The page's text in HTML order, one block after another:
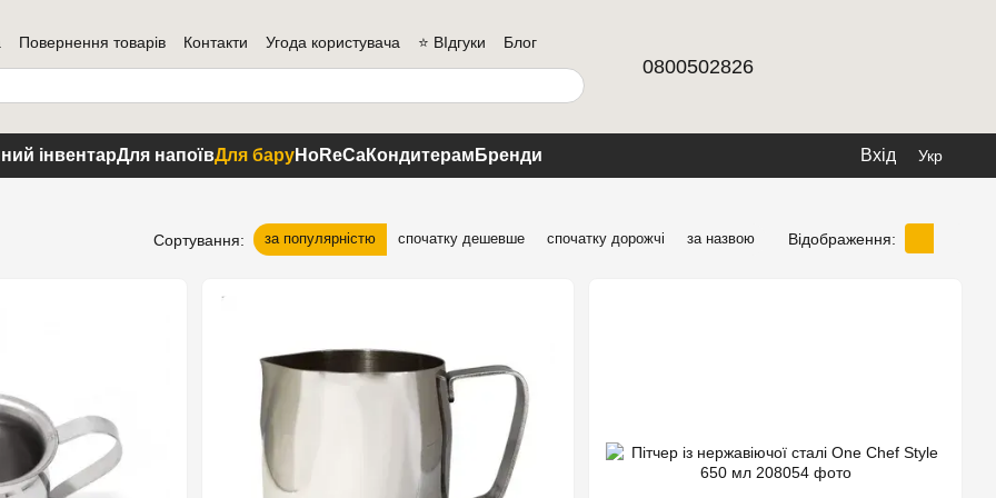
Повернення товарів Контакти Угода користувача ⭐ ВІдгуки Блог
0800502826
інвентарДля напоївДля баруHoReCaКондитерам Бренди Вхід Укр
Сортування: за популярністю спочатку дешевше спочатку дорожчі за назвою Відображення: